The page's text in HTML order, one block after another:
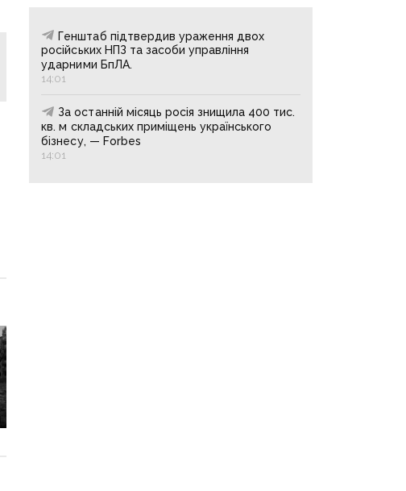
Генштаб підтвердив ураження двох
російських НПЗ та засоби управління
ударними БпЛА.
14:01
За останній місяць росія знищила 400 тис.
кв. м складських приміщень українського
бізнесу, — Forbes
14:01